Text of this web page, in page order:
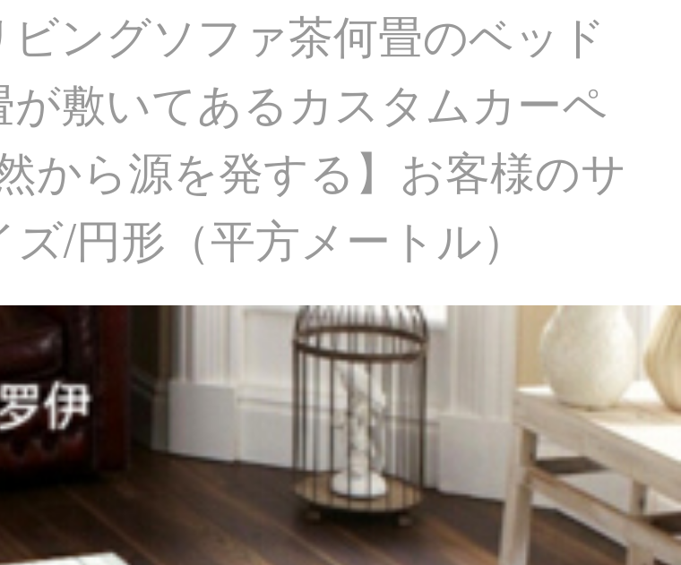
ングソファ茶何畳のベッド
敷いてあるカスタムカーペ
から源を発する】お客様のサ
/円形（平方メートル）